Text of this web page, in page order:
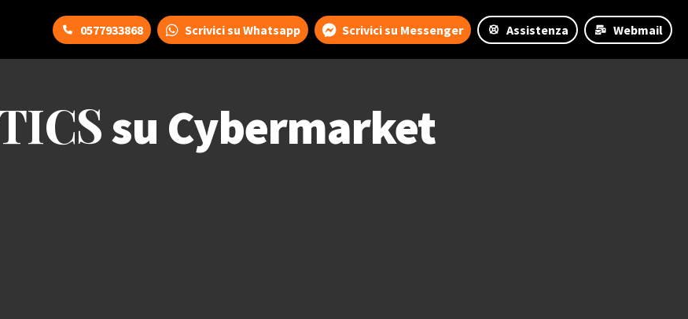
0577933868 Scrivici su Whatsapp Scrivici su Messenger Assistenza Webmail
su Cybermarket